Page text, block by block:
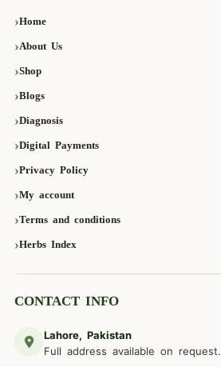
Home
About Us
Shop
Blogs
Diagnosis
Digital Payments
Privacy Policy
My account
Terms and conditions
Herbs Index
CONTACT INFO
Lahore, Pakistan
Full address available on request.